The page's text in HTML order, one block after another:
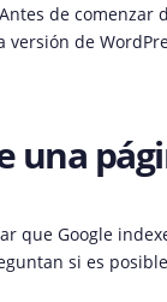
de
de
una
que Google
si es